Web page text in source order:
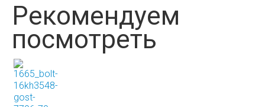
Рекомендуем
посмотреть